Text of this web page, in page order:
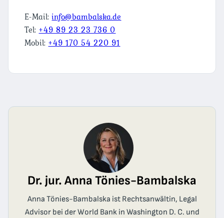
E-Mail:info@bambalska.de
Tel: +49 89 23 23 736 0
Mobil: +49 170 54 220 91
Dr. jur. Anna Tönies-Bambalska
Anna Tönies-Bambalska ist Rechtsanwältin, Legal
Advisor bei der World Bank in Washington D. C. und